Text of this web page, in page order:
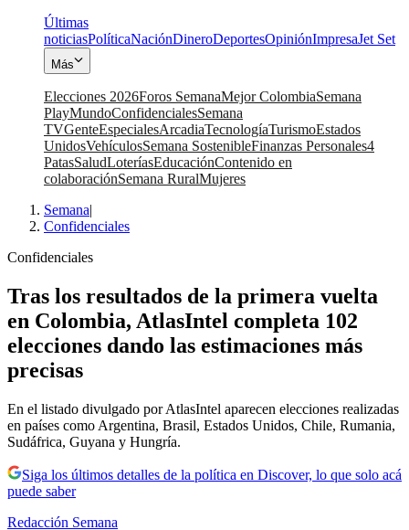
Últimas
noticiasPolíticaNaciónDineroDeportesOpiniónImpresaJet Set
Más
Elecciones 2026Foros SemanaMejor ColombiaSemana
PlayMundoConfidencialesSemana
TVGenteEspecialesArcadiaTecnologíaTurismoEstados
UnidosVehículosSemana SostenibleFinanzas Personales4
PatasSaludLoteríasEducaciónContenido en
colaboraciónSemana RuralMujeres
Semana|
Confidenciales
Confidenciales
Tras los resultados de la primera vuelta
en Colombia, AtlasIntel completa 102
elecciones dando las estimaciones más
precisas
En el listado divulgado por AtlasIntel aparecen elecciones realizadas
en países como Argentina, Brasil, Estados Unidos, Chile, Rumania,
Sudáfrica, Guyana y Hungría.
Siga los últimos detalles de la política en Discover, lo que solo acá
puede saber
Redacción Semana